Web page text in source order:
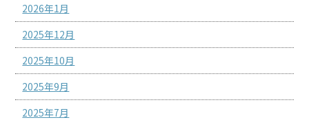
2026年1月
2025年12月
2025年10月
2025年9月
2025年7月